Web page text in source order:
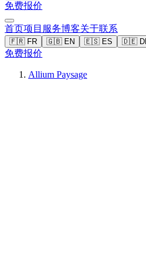
免费报价
首页项目 服务博客关于联系
🇫🇷 FR 🇬🇧 EN 🇪🇸 ES 🇩🇪
免费报价
Allium Paysage